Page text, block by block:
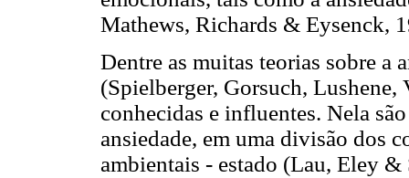
Mathews, Richards & Eysenck,
Dentre as muitas teorias sobre a
(Spielberger, Gorsuch, Lushene,
conhecidas e influentes. Nela
ansiedade, em uma divisão dos
ambientais - estado (Lau, Eley &